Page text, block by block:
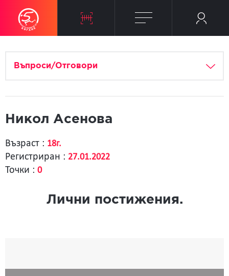
Въпроси/Отговори
Никол Асенова
Възраст : 18г.
Регистриран : 27.01.2022
Точки : 0
Лични постижения.